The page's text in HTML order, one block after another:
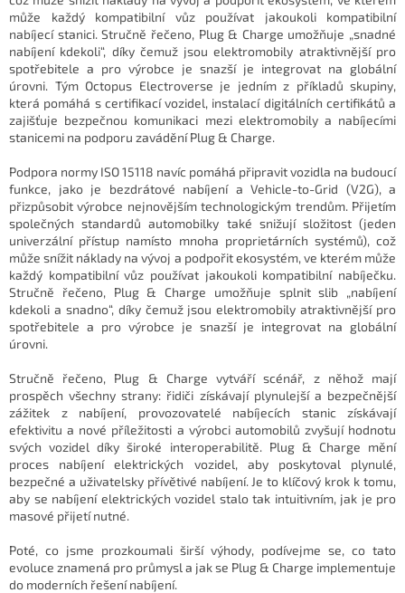
může každý kompatibilní vůz používat jakoukoli kompatibilní
nabíjecí stanici. Stručně řečeno, Plug & Charge umožňuje „snadné
nabíjení kdekoli“, díky čemuž jsou elektromobily atraktivnější pro
spotřebitele a pro výrobce je snazší je integrovat na globální
úrovni. Tým Octopus Electroverse je jedním z příkladů skupiny,
která pomáhá s certifikací vozidel, instalací digitálních certifikátů a
zajišťuje bezpečnou komunikaci mezi elektromobily a nabíjecími
stanicemi na podporu zavádění Plug & Charge.
Podpora normy ISO 15118 navíc pomáhá připravit vozidla na budoucí
funkce, jako je bezdrátové nabíjení a Vehicle-to-Grid (V2G), a
přizpůsobit výrobce nejnovějším technologickým trendům. Přijetím
společných standardů automobilky také snižují složitost (jeden
univerzální přístup namísto mnoha proprietárních systémů), což
může snížit náklady na vývoj a podpořit ekosystém, ve kterém může
každý kompatibilní vůz používat jakoukoli kompatibilní nabíječku.
Stručně řečeno, Plug & Charge umožňuje splnit slib „nabíjení
kdekoli a snadno“, díky čemuž jsou elektromobily atraktivnější pro
spotřebitele a pro výrobce je snazší je integrovat na globální
úrovni.
Stručně řečeno, Plug & Charge vytváří scénář, z něhož mají
prospěch všechny strany: řidiči získávají plynulejší a bezpečnější
zážitek z nabíjení, provozovatelé nabíjecích stanic získávají
efektivitu a nové příležitosti a výrobci automobilů zvyšují hodnotu
svých vozidel díky široké interoperabilitě. Plug & Charge mění
proces nabíjení elektrických vozidel, aby poskytoval plynulé,
bezpečné a uživatelsky přívětivé nabíjení. Je to klíčový krok k tomu,
aby se nabíjení elektrických vozidel stalo tak intuitivním, jak je pro
masové přijetí nutné.
Poté, co jsme prozkoumali širší výhody, podívejme se, co tato
evoluce znamená pro průmysl a jak se Plug & Charge implementuje
do moderních řešení nabíjení.